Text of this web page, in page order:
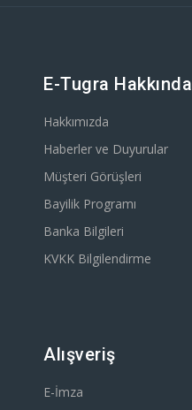
E-Tugra Hakkında
Hakkımızda
Haberler ve Duyurular
Müşteri Görüşleri
Bayilik Programı
Banka Bilgileri
KVKK Bilgilendirme
Alışveriş
E-İmza